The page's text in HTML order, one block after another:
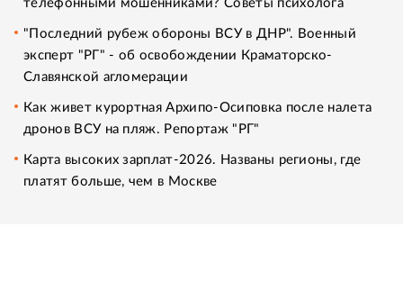
телефонными мошенниками? Советы психолога
"Последний рубеж обороны ВСУ в ДНР". Военный
эксперт "РГ" - об освобождении Краматорско-
Славянской агломерации
Как живет курортная Архипо-Осиповка после налета
дронов ВСУ на пляж. Репортаж "РГ"
Карта высоких зарплат-2026. Названы регионы, где
платят больше, чем в Москве